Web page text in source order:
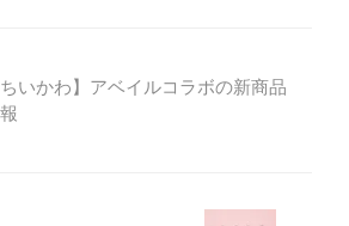
ちいかわ】アベイルコラボの新商品